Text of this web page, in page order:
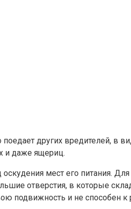
поедает других вредителей, в
и даже ящериц.
мест его питания.
отверстия, в которые
подвижность и не способен к